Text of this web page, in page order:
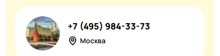
Москва
+7 (495) 984-33-73